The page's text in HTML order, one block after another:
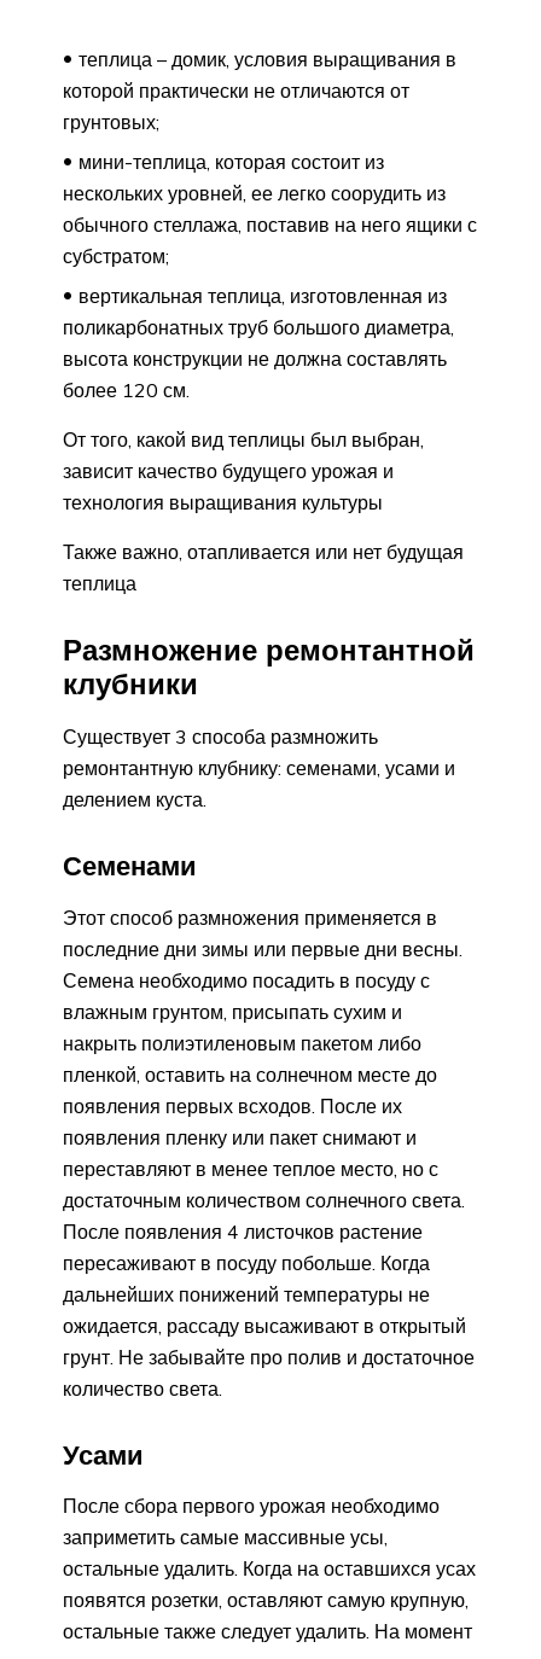
теплица – домик, условия выращивания в
которой практически не отличаются от
грунтовых;
мини-теплица, которая состоит из
нескольких уровней, ее легко соорудить из
обычного стеллажа, поставив на него ящики с
субстратом;
вертикальная теплица, изготовленная из
поликарбонатных труб большого диаметра,
высота конструкции не должна составлять
более 120 см.
От того, какой вид теплицы был выбран,
зависит качество будущего урожая и
технология выращивания культуры
Также важно, отапливается или нет будущая
теплица
Размножение ремонтантной
клубники
Существует 3 способа размножить
ремонтантную клубнику: семенами, усами и
делением куста.
Семенами
Этот способ размножения применяется в
последние дни зимы или первые дни весны.
Семена необходимо посадить в посуду с
влажным грунтом, присыпать сухим и
накрыть полиэтиленовым пакетом либо
пленкой, оставить на солнечном месте до
появления первых всходов. После их
появления пленку или пакет снимают и
переставляют в менее теплое место, но с
достаточным количеством солнечного света.
После появления 4 листочков растение
пересаживают в посуду побольше. Когда
дальнейших понижений температуры не
ожидается, рассаду высаживают в открытый
грунт. Не забывайте про полив и достаточное
количество света.
Усами
После сбора первого урожая необходимо
заприметить самые массивные усы,
остальные удалить. Когда на оставшихся усах
появятся розетки, оставляют самую крупную,
остальные также следует удалить. На момент